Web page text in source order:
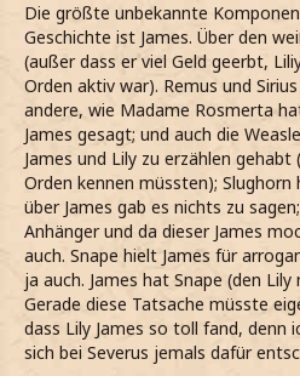
Die größte unbekannte
Geschichte ist James. Über den
(außer dass er viel Geld geerbt,
Orden aktiv war). Remus und
andere, wie Madame Rosmerta
James gesagt; und auch die
James und Lily zu erzählen
Orden kennen müssten);
über James gab es nichts zu
Anhänger und da dieser James
auch. Snape hielt James für
ja auch. James hat Snape (den
Gerade diese Tatsache müsste
dass Lily James so toll fand, denn
sich bei Severus jemals dafür